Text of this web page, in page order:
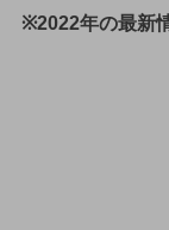
※2022年の最新